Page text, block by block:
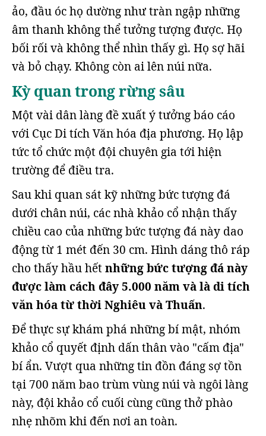
ảo, đầu óc họ dường như tràn ngập những
âm thanh không thể tưởng tượng được. Họ
bối rối và không thể nhìn thấy gì. Họ sợ hãi
và bỏ chạy. Không còn ai lên núi nữa.
Kỳ quan trong rừng sâu
Một vài dân làng đề xuất ý tưởng báo cáo
với Cục Di tích Văn hóa địa phương. Họ lập
tức tổ chức một đội chuyên gia tới hiện
trường để điều tra.
Sau khi quan sát kỹ những bức tượng đá
dưới chân núi, các nhà khảo cổ nhận thấy
chiều cao của những bức tượng đá này dao
động từ 1 mét đến 30 cm. Hình dáng thô ráp
cho thấy hầu hếtnhững bức tượng đá này
được làm cách đây 5.000 năm và là di tích
văn hóa từ thời Nghiêu và Thuấn.
Để thực sự khám phá những bí mật, nhóm
khảo cổ quyết định dấn thân vào "cấm địa"
bí ẩn. Vượt qua những tin đồn đáng sợ tồn
tại 700 năm bao trùm vùng núi và ngôi làng
này, đội khảo cổ cuối cùng cũng thở phào
nhẹ nhõm khi đến nơi an toàn.